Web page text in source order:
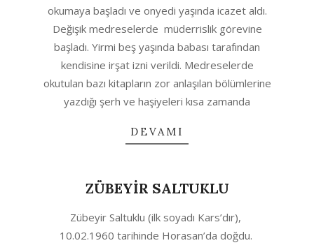
okumaya başladı ve onyedi yaşında icazet aldı.
Değişik medreselerde müderrislik görevine
başladı. Yirmi beş yaşında babası tarafından
kendisine irşat izni verildi. Medreselerde
okutulan bazı kitapların zor anlaşılan bölümlerine
yazdığı şerh ve haşiyeleri kısa zamanda
DEVAMI
ZÜBEYİR SALTUKLU
Zübeyir Saltuklu (ilk soyadı Kars’dır),
10.02.1960 tarihinde Horasan’da doğdu.